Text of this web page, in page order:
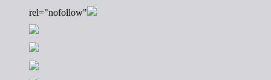
rel="nofollow"